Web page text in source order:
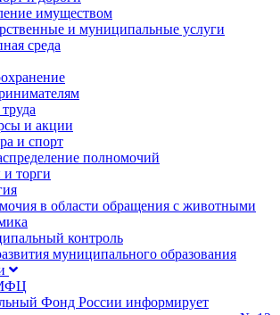
имуществом
и муниципальные услуги
среда
и акции
и спорт
полномочий
и торги
в области обращения с животными
контроль
муниципального образования
Фонд России информирует